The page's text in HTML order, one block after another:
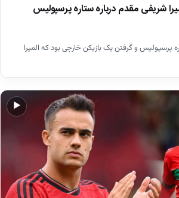
شریفی مقدم درباره ستاره پرسپولیس
پرسپولیس و گرفتن یک بازیکن خارجی بود که المیرا
▶